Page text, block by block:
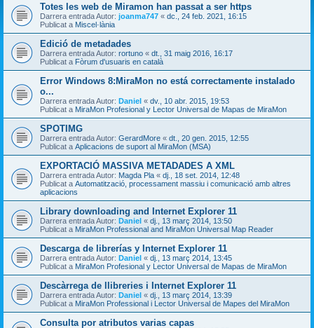
Totes les web de Miramon han passat a ser https
Darrera entrada Autor: joanma747 « dc., 24 feb. 2021, 16:15
Publicat a Miscel·lània
Edició de metadades
Darrera entrada Autor: rortuno « dt., 31 maig 2016, 16:17
Publicat a Fòrum d'usuaris en català
Error Windows 8:MiraMon no está correctamente instalado
o...
Darrera entrada Autor: Daniel « dv., 10 abr. 2015, 19:53
Publicat a MiraMon Profesional y Lector Universal de Mapas de MiraMon
SPOTIMG
Darrera entrada Autor: GerardMore « dt., 20 gen. 2015, 12:55
Publicat a Aplicacions de suport al MiraMon (MSA)
EXPORTACIÓ MASSIVA METADADES A XML
Darrera entrada Autor: Magda Pla « dj., 18 set. 2014, 12:48
Publicat a Automatització, processament massiu i comunicació amb altres
aplicacions
Library downloading and Internet Explorer 11
Darrera entrada Autor: Daniel « dj., 13 març 2014, 13:50
Publicat a MiraMon Professional and MiraMon Universal Map Reader
Descarga de librerías y Internet Explorer 11
Darrera entrada Autor: Daniel « dj., 13 març 2014, 13:45
Publicat a MiraMon Profesional y Lector Universal de Mapas de MiraMon
Descàrrega de llibreries i Internet Explorer 11
Darrera entrada Autor: Daniel « dj., 13 març 2014, 13:39
Publicat a MiraMon Professional i Lector Universal de Mapes del MiraMon
Consulta por atributos varias capas